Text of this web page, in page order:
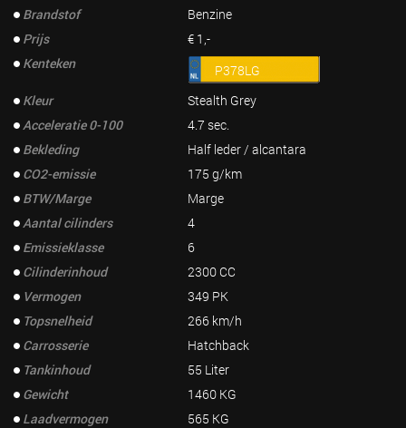
Brandstof
Benzine
Prijs
€ 1,-
Kenteken
P378LG
Kleur
Stealth Grey
Acceleratie 0-100
4.7 sec.
Bekleding
Half leder / alcantara
CO2-emissie
175 g/km
BTW/Marge
Marge
Aantal cilinders
4
Emissieklasse
6
Cilinderinhoud
2300 CC
Vermogen
349 PK
Topsnelheid
266 km/h
Carrosserie
Hatchback
Tankinhoud
55 Liter
Gewicht
1460 KG
Laadvermogen
565 KG